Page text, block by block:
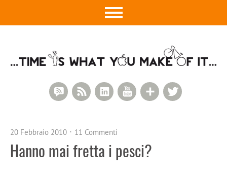
Google+
YouTube
LinkedIn
RSS Feed
RSS Comments
20 Febbraio 2010 11 Commenti
Hanno mai fretta i pesci?